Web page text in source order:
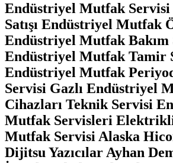
Endüstriyel Mutfak Servisi
Satışı Endüstriyel Mutfak
Endüstriyel Mutfak Bakım
Endüstriyel Mutfak Tamir
Endüstriyel Mutfak
Servisi Gazlı Endüstriyel
Cihazları Teknik Servisi
Mutfak Servisleri
Mutfak Servisi Alaska
Dijitsu Yazıcılar Ayhan